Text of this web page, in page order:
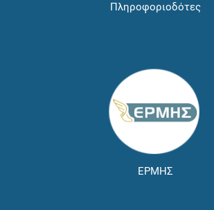
Πληροφοριοδότες
ΕΡΜΗΣ